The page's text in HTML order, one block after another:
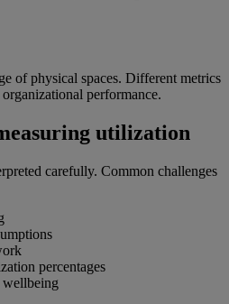
of physical spaces. Different metrics
performance.
utilization
carefully. Common challenges
percentages